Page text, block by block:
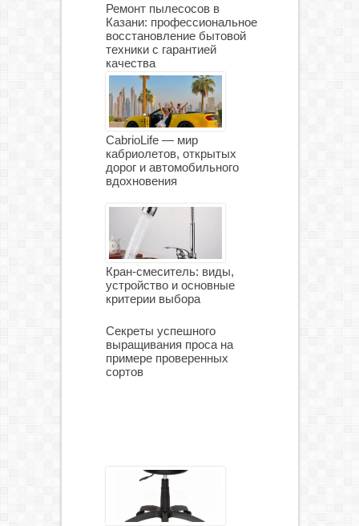
Ремонт пылесосов в
Казани: профессиональное
восстановление бытовой
техники с гарантией
качества
CabrioLife — мир
кабриолетов, открытых
дорог и автомобильного
вдохновения
Кран-смеситель: виды,
устройство и основные
критерии выбора
Секреты успешного
выращивания проса на
примере проверенных
сортов